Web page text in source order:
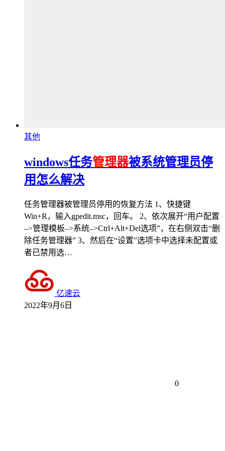
其他
windows任务管理器被系统管理员停
用怎么解决
任务管理器被管理员停用的恢复方法 1、快捷键
Win+R，输入gpedit.msc，回车。 2、依次展开“用户配置
–>管理模板–>系统–>Ctrl+Alt+Del选项”，在右侧双击“删
除任务管理器” 3、然后在“设置”选项卡中选择未配置或
者已禁用选…
亿速云
2022年9月6日
0